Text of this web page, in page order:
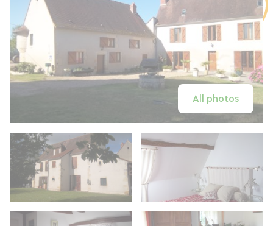
All photos